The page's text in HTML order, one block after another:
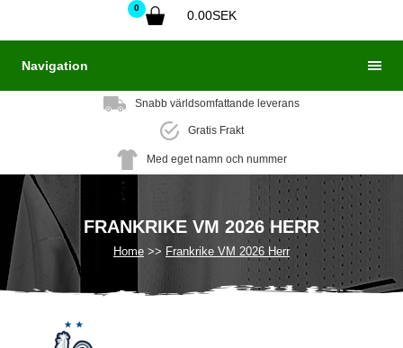
0
0.00SEK
Navigation
Snabb världsomfattande leverans
Gratis Frakt
Med eget namn och nummer
FRANKRIKE VM 2026 HERR
Home Frankrike VM 2026 Herr